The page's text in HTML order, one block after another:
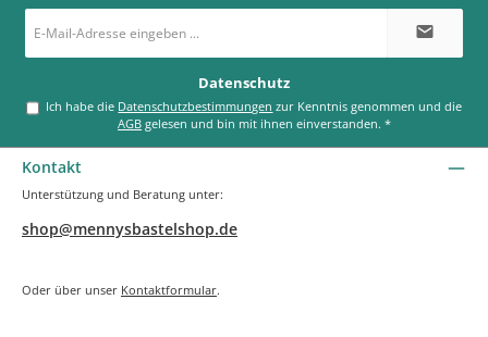
E-
Mail-
*
Datenschutz
Ich habe die Datenschutzbestimmungen
AGB gelesen und bin mit ihnen einverstanden.*
Kontakt
Unterstützung und Beratung unter:
shop@mennysbastelshop.de
Oder über unser Kontaktformular.